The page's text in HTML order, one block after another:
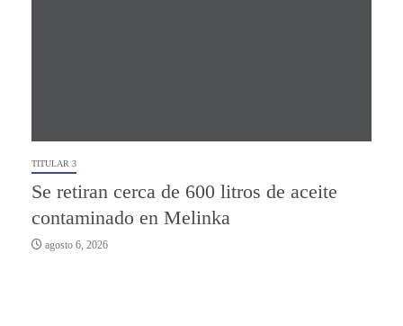
TITULAR 3
Se retiran cerca de 600 litros de aceite
contaminado en Melinka
agosto 6, 2026